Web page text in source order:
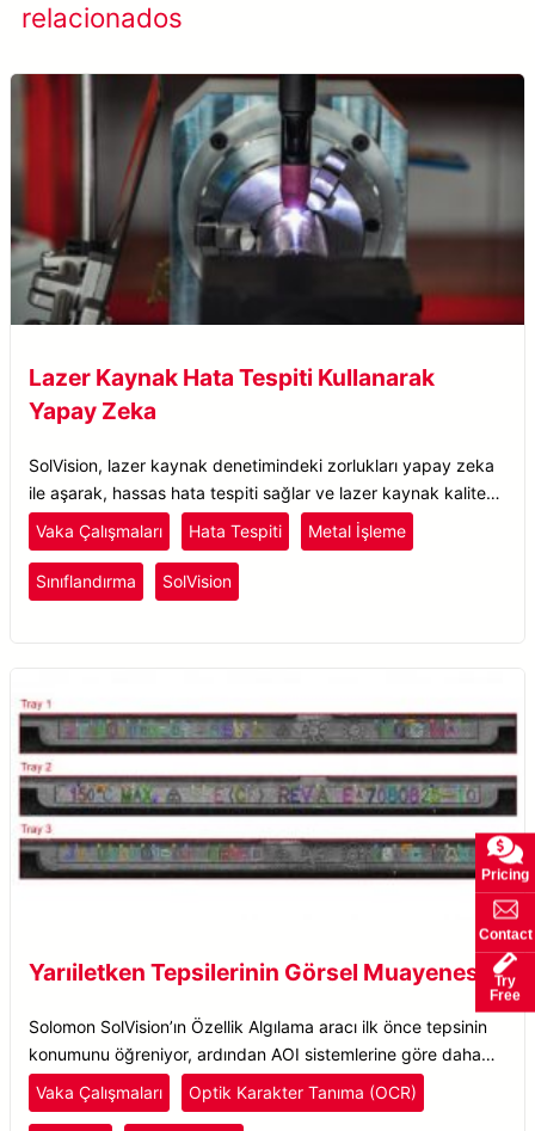
relacionados
Lazer Kaynak Hata Tespiti Kullanarak
Yapay Zeka
SolVision, lazer kaynak denetimindeki zorlukları yapay zeka
ile aşarak, hassas hata tespiti sağlar ve lazer kaynak kalite
kontrolünü iyileştirir.
Vaka Çalışmaları Hata Tespiti Metal İşleme
Sınıflandırma SolVision
Yarıiletken Tepsilerinin Görsel Muayenesi
Solomon SolVision’ın Özellik Algılama aracı ilk önce tepsinin
konumunu öğreniyor, ardından AOI sistemlerine göre daha
esnek bir şekilde OCR gerçekleştiriyor.
Vaka Çalışmaları Optik Karakter Tanıma (OCR)
Pricing
Contact
Try
Free